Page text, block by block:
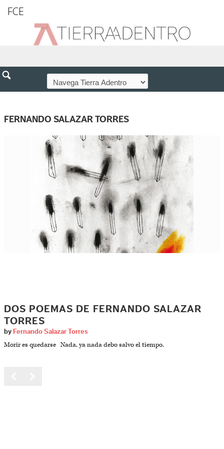
FCE
FERNANDO SALAZAR TORRES
DOS POEMAS DE FERNANDO SALAZAR
TORRES
by Fernando Salazar Torres
Morir es quedarse Nada, ya nada debo salvo el tiempo.